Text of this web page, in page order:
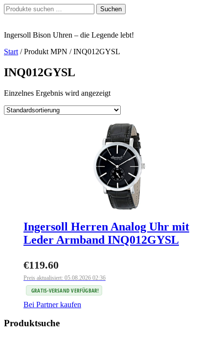
Zum
Inhalt
Suchen
nach:
Suchen
Ingersoll Bison Uhren – die Legende lebt!
Start / Produkt MPN / INQ012GYSL
INQ012GYSL
Einzelnes Ergebnis wird angezeigt
Ingersoll Herren Analog Uhr mit
Leder Armband INQ012GYSL
€119.60
Preis aktualisiert: 05.08.2026 02:36
GRATIS-VERSAND VERFÜGBAR!
Bei Partner kaufen
Produktsuche